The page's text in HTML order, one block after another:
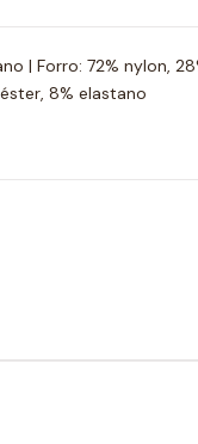
| Forro: 72% nylon,
8% elastano